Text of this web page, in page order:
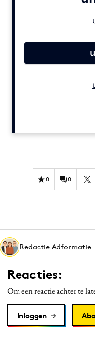
Gedragsverandering
Influencer marketing
Media
Merkstrategie
PR
Programmatic
Purpose Marketing
Reputatie & crisis
0 0
Redactie Adformatie
Reacties:
Om een reactie achter te
Inloggen